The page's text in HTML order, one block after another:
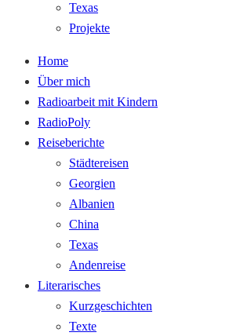
Texas
Projekte
Home
Über mich
Radioarbeit mit Kindern
RadioPoly
Reiseberichte
Städtereisen
Georgien
Albanien
China
Texas
Andenreise
Literarisches
Kurzgeschichten
Texte